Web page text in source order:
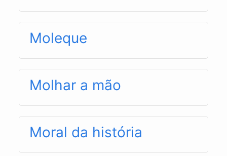
Moleque
Molhar a mão
Moral da história